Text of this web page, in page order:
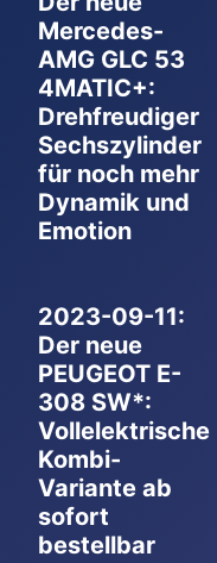
Mercedes-
AMG GLC 53
4MATIC+:
Drehfreudiger
Sechszylinder
für noch mehr
Dynamik und
Emotion
2023-09-11:
Der neue
PEUGEOT E-
308 SW*:
Vollelektrische
Kombi-
Variante ab
sofort
bestellbar